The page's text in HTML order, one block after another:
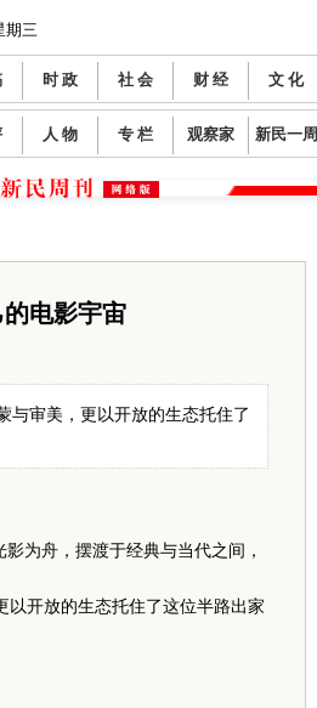
期三
时 政 社 会 财 经 文 化
人 物 专 栏 观察家 新民一周
电影宇宙
与审美，更以开放的生态托住了
为舟，摆渡于经典与当代之间，
开放的生态托住了这位半路出家